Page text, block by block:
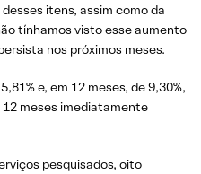
itens, assim como da
tínhamos visto esse aumento
nos próximos meses.
e, em 12 meses, de 9,30%,
12 meses imediatamente
pesquisados, oito